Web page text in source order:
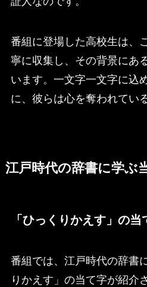
番組に登場した高校生は、
寧に収集し、その背景にあ
います。一文字一文字に込
に、彼らは心を奪われてい
江戸時代の辞書に学ぶ
「ひっくりかえす」の当
番組では、江戸時代の辞書
りかえす」の当て字が紹介